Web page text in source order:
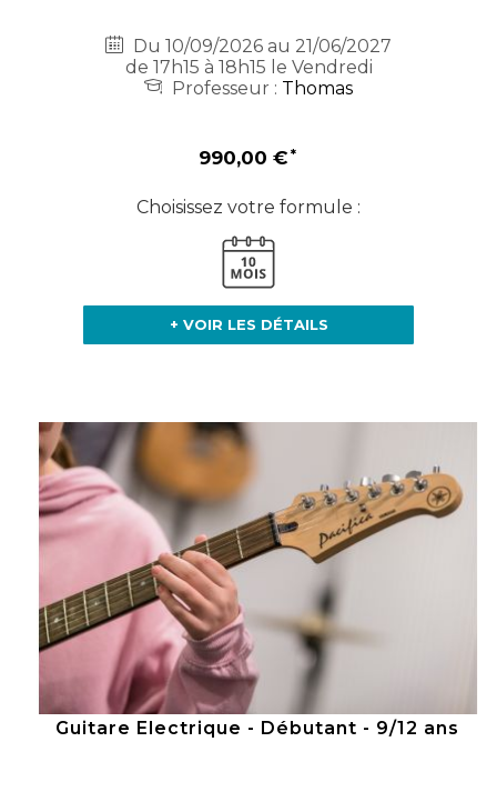
Du 10/09/2026 au 21/06/2027
de 17h15 à 18h15 le Vendredi
Professeur : Thomas
990,00 €
Choisissez votre formule :
+ VOIR LES DÉTAILS
Guitare Electrique - Débutant - 9/12 ans